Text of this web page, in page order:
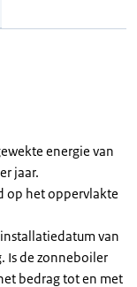
energie van
jaar.
op het oppervlakte
van
Is de zonneboiler
bedrag tot en met